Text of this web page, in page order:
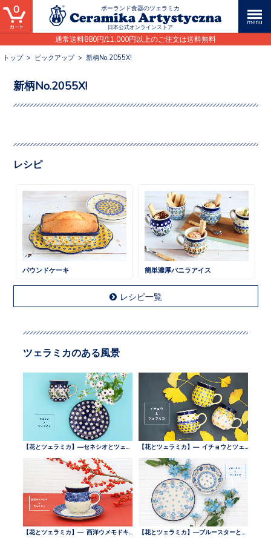
ポーランド食器のツェラミカ
日本公式オンラインストア
通常送料880円/11,000円以上のご注文は送料無料
0
トップ> ピックアップ> 新柄No.2055X!
新柄No.2055X!
レシピ
パウンドケーキ 簡単濃厚バニラアイス
レシピ一覧
ツェラミカのある風景